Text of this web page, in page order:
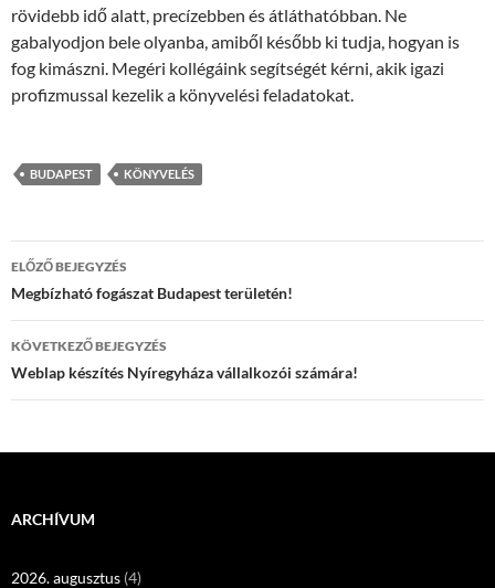
rövidebb idő alatt, precízebben és átláthatóbban. Ne
gabalyodjon bele olyanba, amiből később ki tudja, hogyan is
fog kimászni. Megéri kollégáink segítségét kérni, akik igazi
profizmussal kezelik a könyvelési feladatokat.
BUDAPEST KÖNYVELÉS
Bejegyzés
navigáció
ELŐZŐ BEJEGYZÉS
Megbízható fogászat Budapest területén!
KÖVETKEZŐ BEJEGYZÉS
Weblap készítés Nyíregyháza vállalkozói számára!
ARCHÍVUM
2026. augusztus (4)